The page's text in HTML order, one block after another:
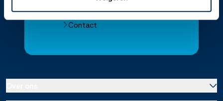
Alle Service Apotheken
Contact